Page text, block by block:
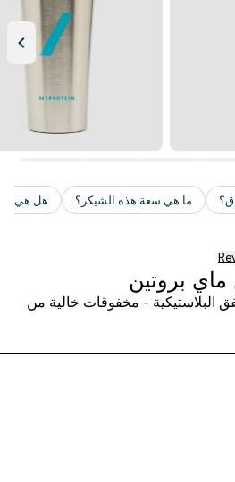
بروتين
البلاستيكية - مخفوقات خالية من